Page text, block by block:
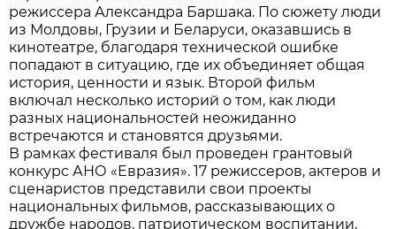
режиссера Александра Баршака. По сюжету люди
из Молдовы, Грузии и Беларуси, оказавшись в
кинотеатре, благодаря технической ошибке
попадают в ситуацию, где их объединяет общая
история, ценности и язык. Второй фильм
включал несколько историй о том, как люди
разных национальностей неожиданно
встречаются и становятся друзьями.
В рамках фестиваля был проведен грантовый
конкурс АНО «Евразия». 17 режиссеров, актеров и
сценаристов представили свои проекты
национальных фильмов, рассказывающих о
дружбе народов, патриотическом воспитании,